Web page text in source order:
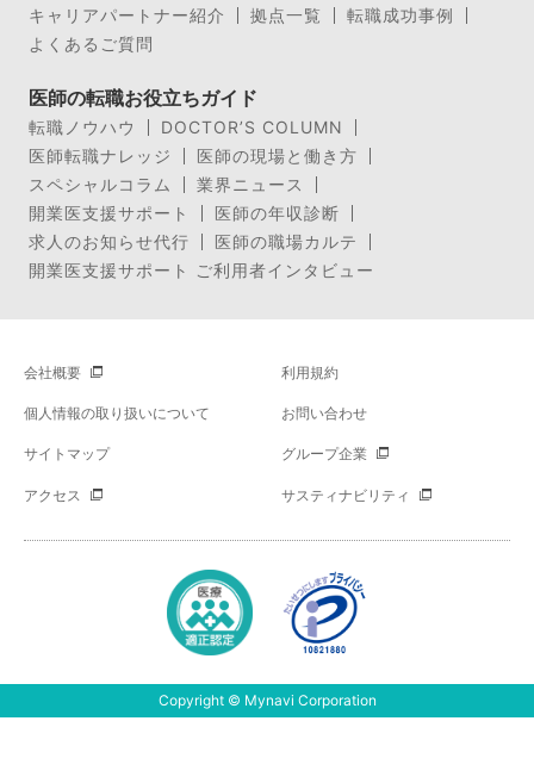
キャリアパートナー紹介
拠点一覧
転職成功事例
よくあるご質問
医師の転職お役立ちガイド
転職ノウハウ
DOCTOR’S COLUMN
医師転職ナレッジ
医師の現場と働き方
スペシャルコラム
業界ニュース
開業医支援サポート
医師の年収診断
求人のお知らせ代行
医師の職場カルテ
開業医支援サポート ご利用者インタビュー
会社概要 利用規約
個人情報の取り扱いについて お問い合わせ
サイトマップ グループ企業
アクセス サスティナビリティ
Copyright © Mynavi Corporation